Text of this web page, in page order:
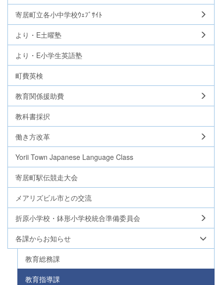
寄居町立各小中学校ｳｪﾌﾞｻｲﾄ
より・E土曜塾
より・E小学生英語塾
町費英検
教育関係援助費
教科書採択
働き方改革
Yorii Town Japanese Language Class
寄居町駅伝競走大会
メアリズビル市との交流
折原小学校・鉢形小学校統合準備委員会
各課からお知らせ
教育総務課
教育指導課